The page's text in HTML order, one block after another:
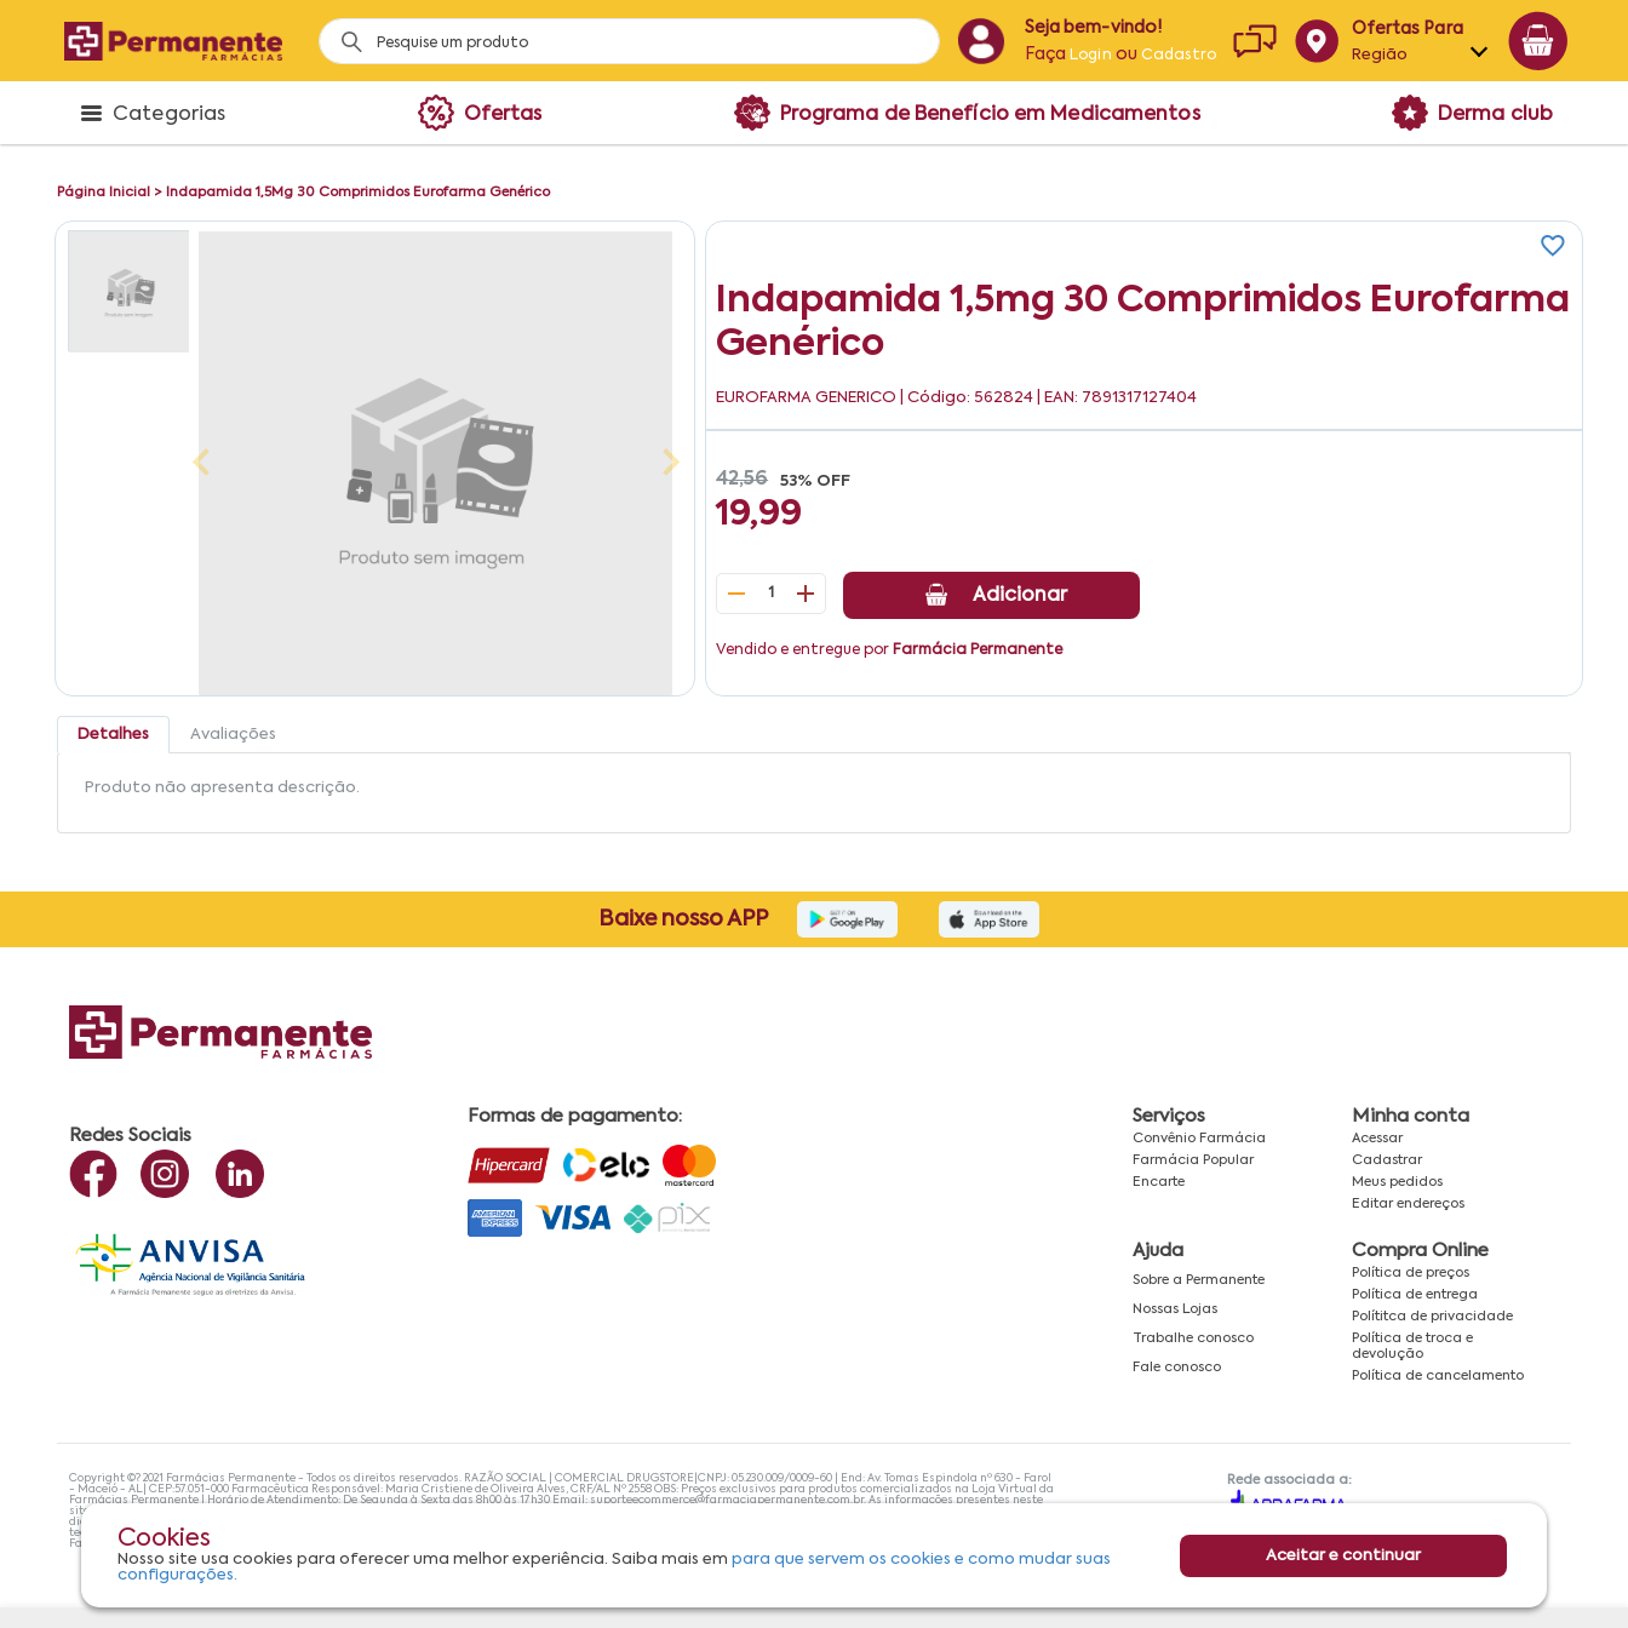
Seja bem-vindo!
Faça Login ouCadastro
Ofertas Para
Região
Alagoas
Categorias Ofertas Programa de Benefício em Medicamentos Derma club
Página Inicial > Indapamida 1,5Mg 30 Comprimidos Eurofarma Genérico
Indapamida 1,5mg 30 Comprimidos Eurofarma
Genérico
EUROFARMA GENERICO | Código: 562824 | EAN: 7891317127404
42,56 53% OFF
19,99
1 Adicionar
Vendido e entregue por Farmácia Permanente
Detalhes Avaliações
Produto não apresenta descrição.
Cookies
Nosso site usa cookies para oferecer uma melhor experiência. Saiba mais empara que servem os cookies e como mudar suas
configurações.
Aceitar e continuar
Baixe nosso APP
Redes Sociais
Formas de pagamento: Serviços
Convênio Farmácia
Farmácia Popular
Encarte
Minha conta
Acessar
Cadastrar
Meus pedidos
Editar endereços
Ajuda
Sobre a Permanente
Nossas Lojas
Trabalhe conosco
Fale conosco
Compra Online
Política de preços
Política de entrega
Polítitca de privacidade
Política de troca e
devolução
Política de cancelamento
Copyright ©? 2021 Farmácias Permanente - Todos os direitos reservados. RAZÃO SOCIAL | COMERCIAL DRUGSTORE|CNPJ: 05.230.009/0009-60 | End: Av. Tomas Espindola nº 630 - Farol
- Maceió - AL| CEP:57.051-000 Farmacêutica Responsável: Maria Cristiene de Oliveira Alves, CRF/AL Nº 2558 OBS: Preços exclusivos para produtos comercializados na Loja Virtual da
Farmácias Permanente | Horário de Atendimento: De Segunda à Sexta das 8h00 às 17h30 Email: suporteecommerce@farmaciapermanente.com.br. As informações presentes neste
site não devem ser utilizadas para automedicação e, de forma alguma, substituem as orientações de um profissional da área médica. Apenas o médico está capacitado para
diagnosticar problemas de saúde e prescrever o tratamento adequado. Se os sintomas persistirem, um médico deve ser consultado. A Farmácia Permanente trabalha com as
tecnologias mais avançadas de proteção de dados, para que você possa realizar suas compras com tranquilidade. A privacidade e a segurança dos clientes são compromissos da
Farmácias Permanente. Todos os pedidos efetuados estão sujeitos à confirmação da disponibilidade de produto em nosso estoque.
Rede associada a: